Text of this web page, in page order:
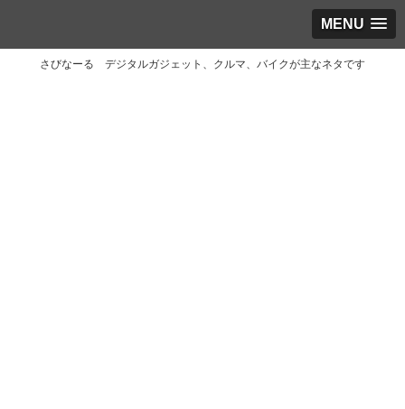
MENU
さびなーる デジタルガジェット、クルマ、バイクが主なネタです